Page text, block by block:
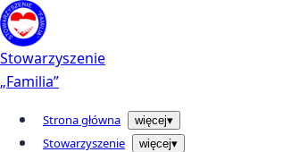
Przejdź do treści
Kontakt
Stowarzyszenie
„Familia”
Strona główna więcej▾
Stowarzyszenie więcej▾